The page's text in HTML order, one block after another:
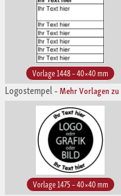
Vorlage 1448 – 40×40 mm
Logostempel–Mehr Vorlagen
Vorlage 1475 – 40×40 mm